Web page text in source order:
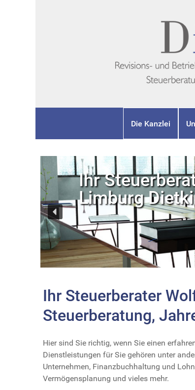
Die Kanzlei
Ihr
Limburg
Ihr Steuerberater
Steuerberatung,
Hier sind Sie richtig, wenn Sie einen
Dienstleistungen für Sie gehören unter
Unternehmen, Finanzbuchhaltung und
Vermögensplanung und vieles mehr.